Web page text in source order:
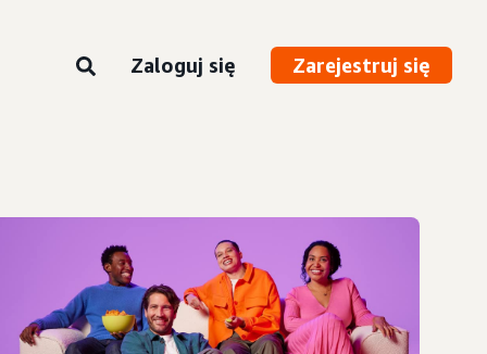
Zaloguj się Zarejestruj się